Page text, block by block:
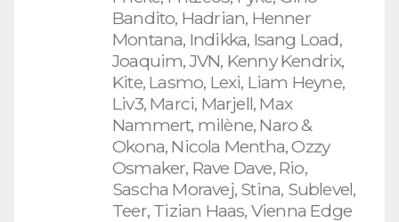
Bandito, Hadrian, Henner
Montana, Indikka, Isang Load,
Joaquim, JVN, Kenny Kendrix,
Kite, Lasmo, Lexi, Liam Heyne,
Liv3, Marci, Marjell, Max
Nammert, milène, Naro &
Okona, Nicola Mentha, Ozzy
Osmaker, Rave Dave, Rio,
Sascha Moravej, Stina, Sublevel,
Teer, Tizian Haas, Vienna Edge